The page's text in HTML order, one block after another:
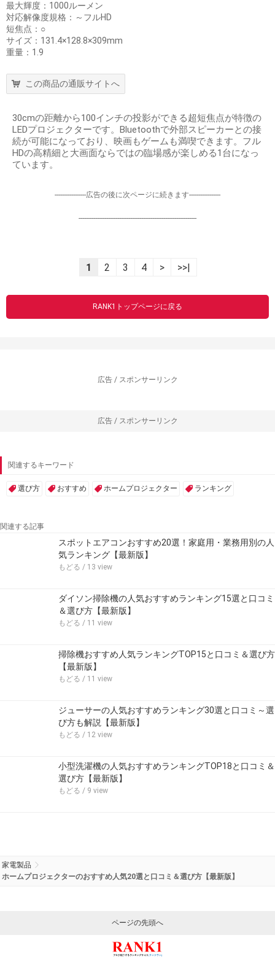
最大輝度：1000ルーメン
対応解像度規格：～フルHD
短焦点：○
サイズ：131.4×128.8×309mm
重量：1.9
この商品の通販サイトへ
30cmの距離から100インチの投影ができる超短焦点が特徴の
LEDプロジェクターです。Bluetoothで外部スピーカーとの接
続が可能になっており、映画もゲームも満喫できます。フル
HDの高精細と大画面ならではの臨場感が楽しめる1台になっ
ています。
-----------------広告の後に次ページに続きます-----------------
----------------------------------------------------------------
1 2 3 4 > >>|
RANK1トップページに戻る
広告 / スポンサーリンク
広告 / スポンサーリンク
関連するキーワード
選び方 おすすめ ホームプロジェクター ランキング
関連する記事
スポットエアコンおすすめ20選！家庭用・業務用別の人
気ランキング【最新版】
もどる / 13 view
ダイソン掃除機の人気おすすめランキング15選と口コミ
＆選び方【最新版】
もどる / 11 view
掃除機おすすめ人気ランキングTOP15と口コミ＆選び方
【最新版】
もどる / 11 view
ジューサーの人気おすすめランキング30選と口コミ～選
び方も解説【最新版】
もどる / 12 view
小型洗濯機の人気おすすめランキングTOP18と口コミ＆
選び方【最新版】
もどる / 9 view
家電製品
ホームプロジェクターのおすすめ人気20選と口コミ＆選び方【最新版】
ページの先頭へ